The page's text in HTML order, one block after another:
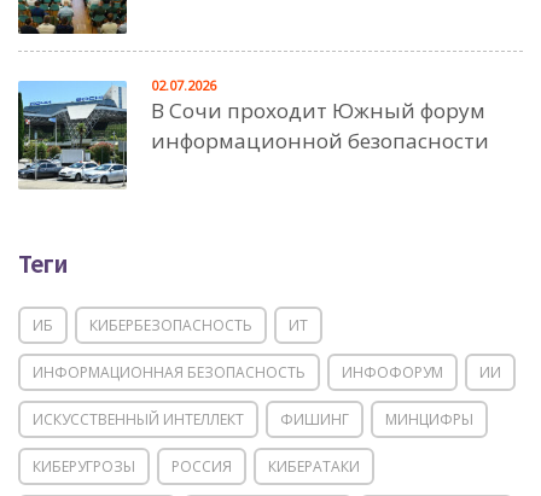
В Сочи проходит Южный форум
информационной безопасности
02.07.2026
Теги
ИБ КИБЕРБЕЗОПАСНОСТЬ ИТ
ИНФОРМАЦИОННАЯ БЕЗОПАСНОСТЬ ИНФОФОРУМ ИИ
ИСКУССТВЕННЫЙ ИНТЕЛЛЕКТ ФИШИНГ МИНЦИФРЫ
КИБЕРУГРОЗЫ РОССИЯ КИБЕРАТАКИ